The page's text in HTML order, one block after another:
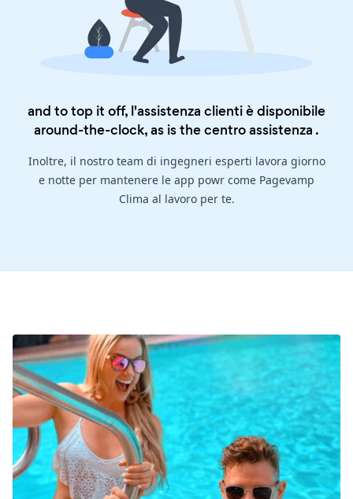
and to top it off, l'assistenza clienti è disponibile
around-the-clock, as is thecentro assistenza .
Inoltre, il nostro team di ingegneri esperti lavora giorno
e notte per mantenere le app powr come Pagevamp
Clima al lavoro per te.